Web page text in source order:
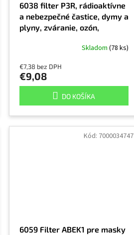
6038 filter P3R, rádioaktívne
a nebezpečné častice, dymy a
plyny, zváranie, ozón,
Skladom (78 ks)
€7,38 bez DPH
€9,08
DO KOŠÍKA
6059 Filter ABEK1 pre masky
Kód: 7000034747